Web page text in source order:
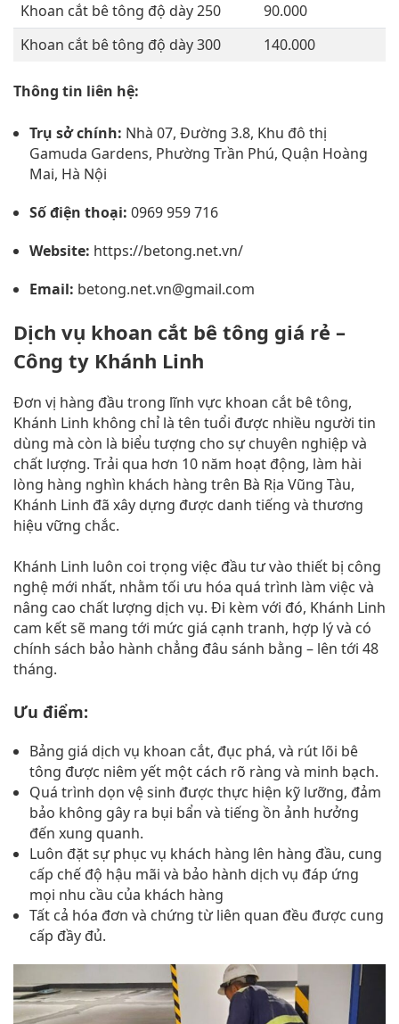
Khoan cắt bê tông độ dày 250
90.000
Khoan cắt bê tông độ dày 300
140.000
Thông tin liên hệ:
Trụ sở chính: Nhà 07, Đường 3.8, Khu đô thị
Gamuda Gardens, Phường Trần Phú, Quận Hoàng
Mai, Hà Nội
Số điện thoại: 0969 959 716
Website: https://betong.net.vn/
Email: betong.net.vn@gmail.com
Dịch vụ khoan cắt bê tông giá rẻ –
Công ty Khánh Linh
Đơn vị hàng đầu trong lĩnh vực khoan cắt bê tông,
Khánh Linh không chỉ là tên tuổi được nhiều người tin
dùng mà còn là biểu tượng cho sự chuyên nghiệp và
chất lượng. Trải qua hơn 10 năm hoạt động, làm hài
lòng hàng nghìn khách hàng trên Bà Rịa Vũng Tàu,
Khánh Linh đã xây dựng được danh tiếng và thương
hiệu vững chắc.
Khánh Linh luôn coi trọng việc đầu tư vào thiết bị công
nghệ mới nhất, nhằm tối ưu hóa quá trình làm việc và
nâng cao chất lượng dịch vụ. Đi kèm với đó, Khánh Linh
cam kết sẽ mang tới mức giá cạnh tranh, hợp lý và có
chính sách bảo hành chẳng đâu sánh bằng – lên tới 48
tháng.
Ưu điểm:
Bảng giá dịch vụ khoan cắt, đục phá, và rút lõi bê
tông được niêm yết một cách rõ ràng và minh bạch.
Quá trình dọn vệ sinh được thực hiện kỹ lưỡng, đảm
bảo không gây ra bụi bẩn và tiếng ồn ảnh hưởng
đến xung quanh.
Luôn đặt sự phục vụ khách hàng lên hàng đầu, cung
cấp chế độ hậu mãi và bảo hành dịch vụ đáp ứng
mọi nhu cầu của khách hàng
Tất cả hóa đơn và chứng từ liên quan đều được cung
cấp đầy đủ.